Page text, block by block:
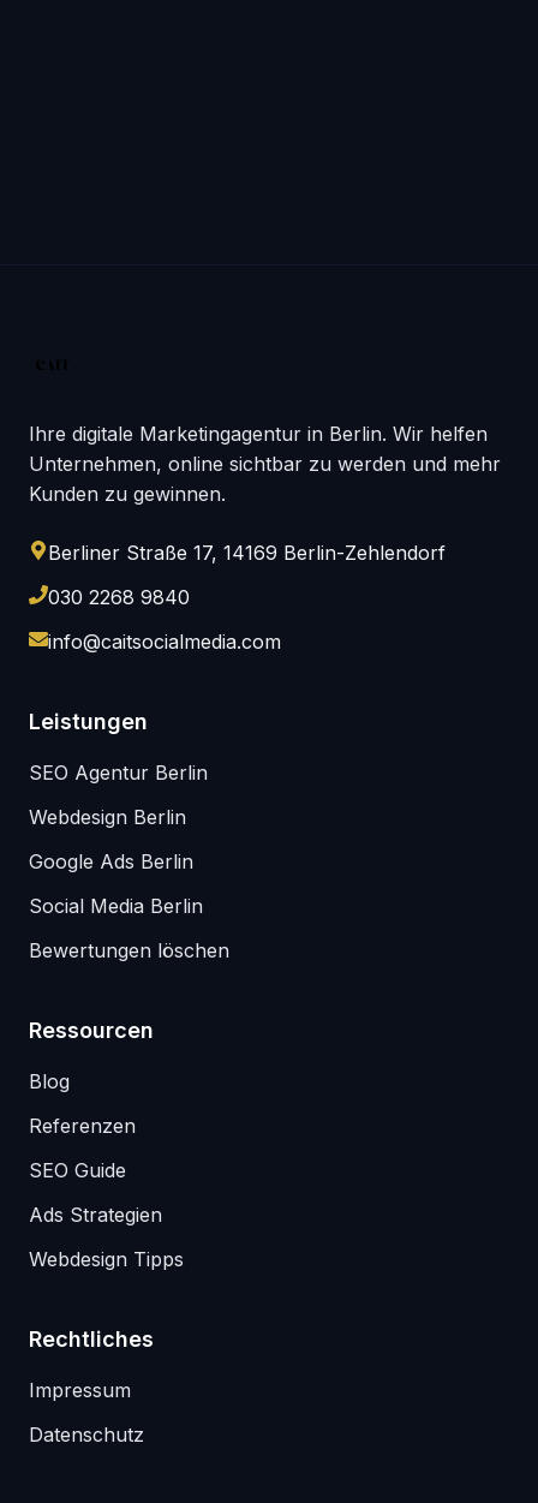
Ihre digitale Marketingagentur in Berlin. Wir helfen
Unternehmen, online sichtbar zu werden und mehr
Kunden zu gewinnen.
Berliner Straße 17, 14169 Berlin-Zehlendorf
030 2268 9840
info@caitsocialmedia.com
Leistungen
SEO Agentur Berlin
Webdesign Berlin
Google Ads Berlin
Social Media Berlin
Bewertungen löschen
Ressourcen
Blog
Referenzen
SEO Guide
Ads Strategien
Webdesign Tipps
Rechtliches
Impressum
Datenschutz